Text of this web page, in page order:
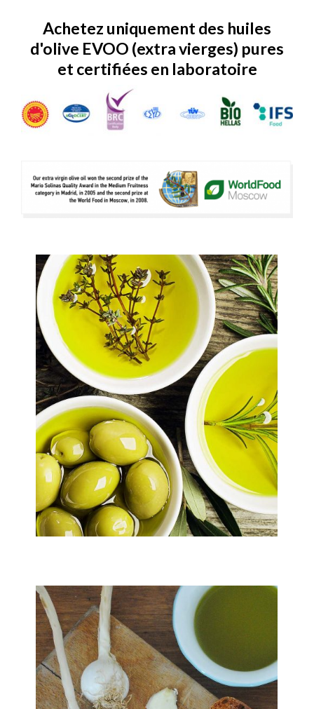
Achetez uniquement des huiles
d'olive EVOO (extra vierges) pures
et certifiées en laboratoire